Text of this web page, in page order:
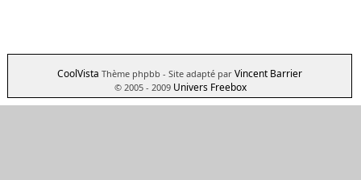
CoolVista Thème phpbb - Site adapté par Vincent Barrier
© 2005 - 2009 Univers Freebox